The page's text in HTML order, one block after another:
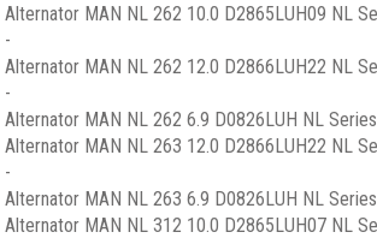
Alternator MAN NL 262 10.0 D2865LUH09 NL
-
Alternator MAN NL 262 12.0 D2866LUH22 NL
-
Alternator MAN NL 262 6.9 D0826LUH NL
Alternator MAN NL 263 12.0 D2866LUH22 NL
-
Alternator MAN NL 263 6.9 D0826LUH NL
Alternator MAN NL 312 10.0 D2865LUH07 NL